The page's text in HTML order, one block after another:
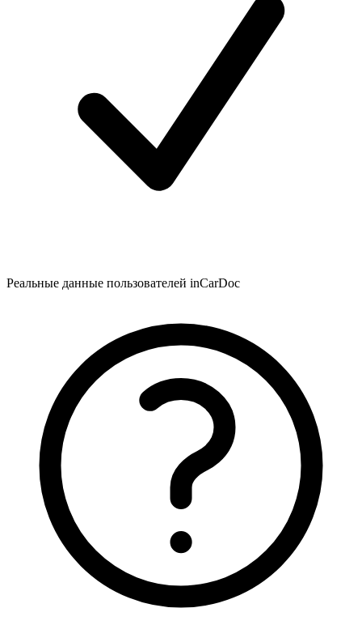
Реальные данные пользователей inCarDoc